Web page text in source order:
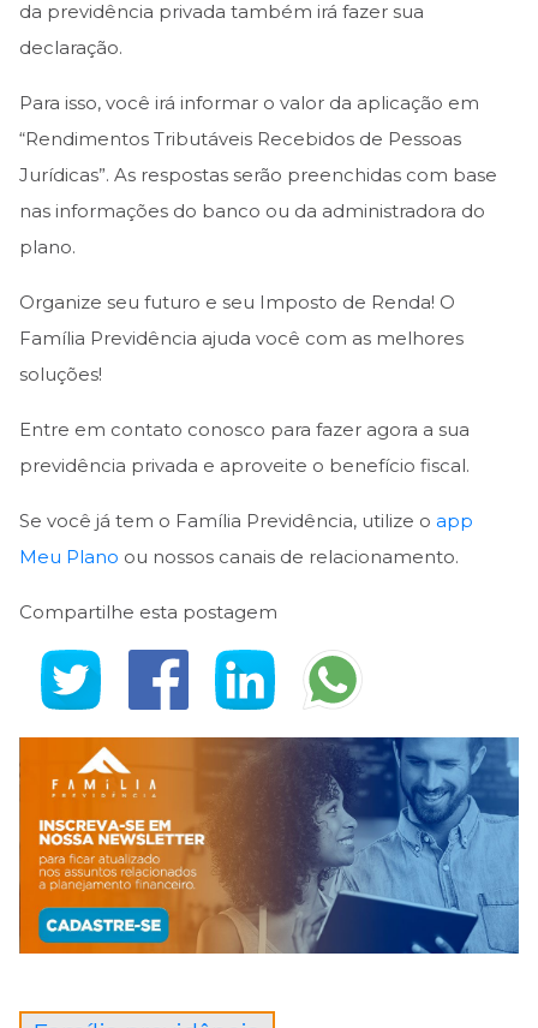
da previdência privada também irá fazer sua
declaração.
Para isso, você irá informar o valor da aplicação em
“Rendimentos Tributáveis Recebidos de Pessoas
Jurídicas”. As respostas serão preenchidas com base
nas informações do banco ou da administradora do
plano.
Organize seu futuro e seu Imposto de Renda! O
Família Previdência ajuda você com as melhores
soluções!
Entre em contato conosco para fazer agora a sua
previdência privada e aproveite o benefício fiscal.
Se você já tem o Família Previdência, utilize o app
Meu Plano ou nossos canais de relacionamento.
Compartilhe esta postagem